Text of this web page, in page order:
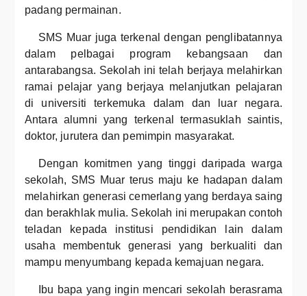
padang permainan.
SMS Muar juga terkenal dengan penglibatannya
dalam pelbagai program kebangsaan dan
antarabangsa. Sekolah ini telah berjaya melahirkan
ramai pelajar yang berjaya melanjutkan pelajaran
di universiti terkemuka dalam dan luar negara.
Antara alumni yang terkenal termasuklah saintis,
doktor, jurutera dan pemimpin masyarakat.
Dengan komitmen yang tinggi daripada warga
sekolah, SMS Muar terus maju ke hadapan dalam
melahirkan generasi cemerlang yang berdaya saing
dan berakhlak mulia. Sekolah ini merupakan contoh
teladan kepada institusi pendidikan lain dalam
usaha membentuk generasi yang berkualiti dan
mampu menyumbang kepada kemajuan negara.
Ibu bapa yang ingin mencari sekolah berasrama